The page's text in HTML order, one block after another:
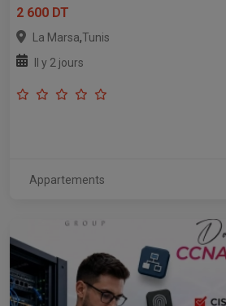
2 600 DT
La Marsa,Tunis
Il y 2 jours
Appartements